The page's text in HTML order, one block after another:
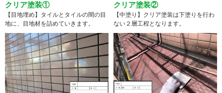
クリア塗装①
【目地埋め】タイルとタイルの間の目
地に、目地材を詰めていきます。
クリア塗装②
【中塗り】クリア塗装は下塗りを行わ
ない２層工程となります。